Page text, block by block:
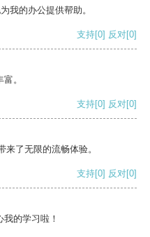
我的办公提供帮助。
支持[0] 反对[0]
。
支持[0] 反对[0]
了无限的流畅体验。
支持[0] 反对[0]
的学习啦！